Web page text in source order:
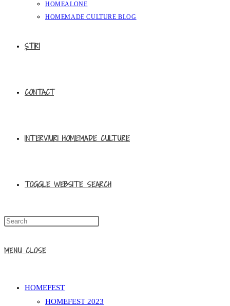
HOMEALONE
HOMEMADE CULTURE BLOG
ȘTIRI
CONTACT
INTERVIURI HOMEMADE CULTURE
TOGGLE WEBSITE SEARCH
MENU CLOSE
HOMEFEST
HOMEFEST 2023